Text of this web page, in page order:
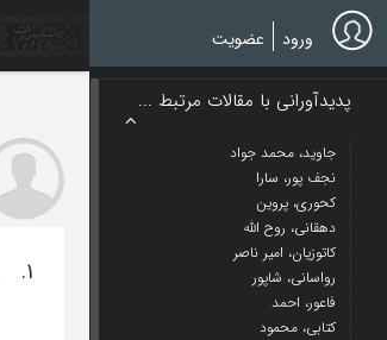
Skip
to
main
ورود عضویت
پدیدآورانی با مقالات مرتبط ...
جاوید، محمد جواد
نجف پور، سارا
کحوری، پروین
دهقانی، روح الله
کاتوزیان، امیر ناصر
رواسانی، شاپور
فاعور، احمد
کتابی، محمود
1.